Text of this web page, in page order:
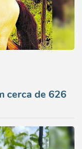
cerca de 626